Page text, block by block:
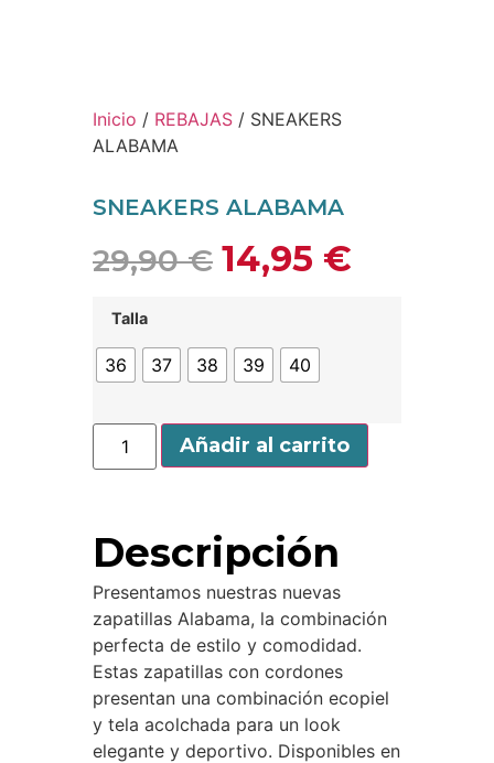
Inicio / REBAJAS / SNEAKERS
ALABAMA
SNEAKERS ALABAMA
29,90€ 14,95 €
Talla
36 37 38 39 40
Añadir al carrito
Descripción
Presentamos nuestras nuevas
zapatillas Alabama, la combinación
perfecta de estilo y comodidad.
Estas zapatillas con cordones
presentan una combinación ecopiel
y tela acolchada para un look
elegante y deportivo. Disponibles en